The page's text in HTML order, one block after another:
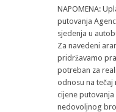
NAPOMENA:
putovanja
sjedenja u
Za navedeni
pridržavamo
potreban za
odnosu na tečaj
cijene
nedovoljnog